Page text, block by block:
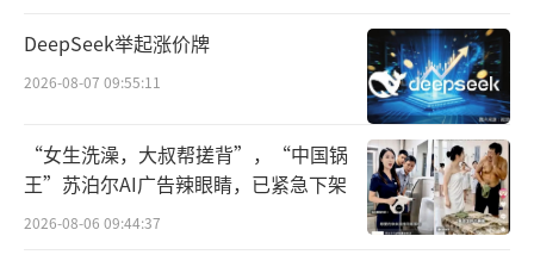
根据贝泰妮最新三季度财报数据，三季度
公司营收为10.92亿元，同比下滑9.95%；实现
归母净利润2522万元，同比增长136.55%。
对于业绩增长，贝泰妮在公告中表示，公
司产品盈利能力有效改善，主要系报告期内公
DeepSeek举起涨价牌
2026-08-07 09:55:11
“女生洗澡，大叔帮搓背”，“中国锅
王”苏泊尔AI广告辣眼睛，已紧急下架
2026-08-06 09:44:37